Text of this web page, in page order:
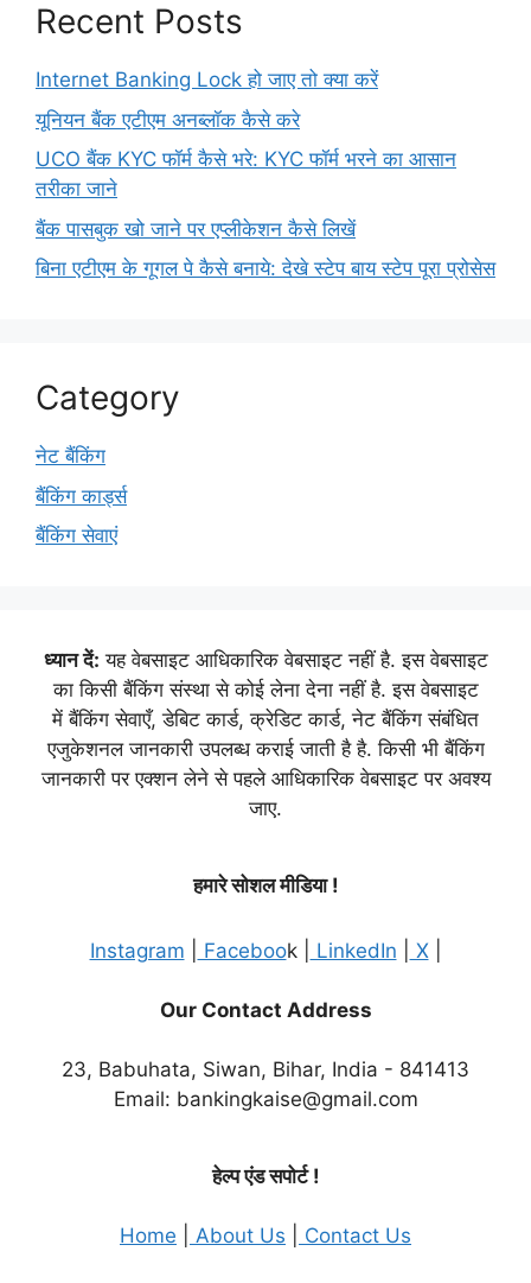
Recent Posts
Internet Banking Lock हो जाए तो क्या करें
यूनियन बैंक एटीएम अनब्लॉक कैसे करे
UCO बैंक KYC फॉर्म कैसे भरे: KYC फॉर्म भरने का आसान
तरीका जाने
बैंक पासबुक खो जाने पर एप्लीकेशन कैसे लिखें
बिना एटीएम के गूगल पे कैसे बनाये: देखे स्टेप बाय स्टेप पूरा प्रोसेस
Category
नेट बैंकिंग
बैंकिंग कार्ड्स
बैंकिंग सेवाएं
ध्यान दें: यह वेबसाइट आधिकारिक वेबसाइट नहीं है. इस वेबसाइट
का किसी बैंकिंग संस्था से कोई लेना देना नहीं है. इस वेबसाइट
में बैंकिंग सेवाएँ, डेबिट कार्ड, क्रेडिट कार्ड, नेट बैंकिंग संबंधित
एजुकेशनल जानकारी उपलब्ध कराई जाती है है. किसी भी बैंकिंग
जानकारी पर एक्शन लेने से पहले आधिकारिक वेबसाइट पर अवश्य
जाए.
हमारे सोशल मीडिया !
Instagram Facebook | LinkedIn X|
Our Contact Address
23, Babuhata, Siwan, Bihar, India - 841413
Email: bankingkaise@gmail.com
हेल्प एंड सपोर्ट !
Home About Us Contact Us